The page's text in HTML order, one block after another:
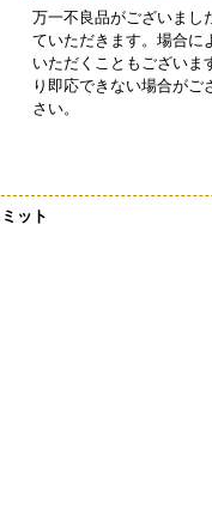
万一不良品がございまし
ていただきます。場合に
いただくこともございま
り即応できない場合がご
さい。
ット